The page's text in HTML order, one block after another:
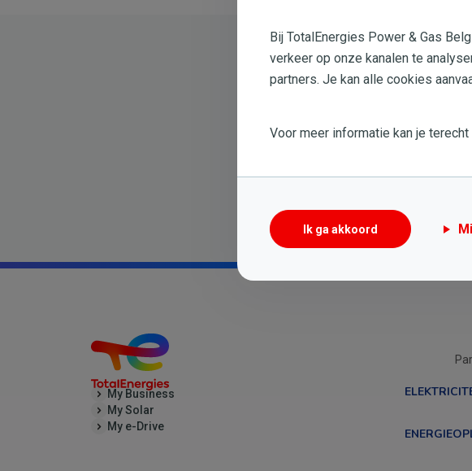
Nog
My Business
My Solar
My e-Drive
Bij TotalEnergies Power & Gas
verkeer op onze kanalen te
partners. Je kan alle cookies
Voor meer informatie kan je
Ik ga akkoord